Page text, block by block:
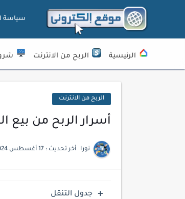
سياسة
الرئيسية الربح من الانترنت
الربح من الانترنت
أسرار الربح من بيع
نورا أخر تحديث : 17 أغسطس 2024
جدول التنقل